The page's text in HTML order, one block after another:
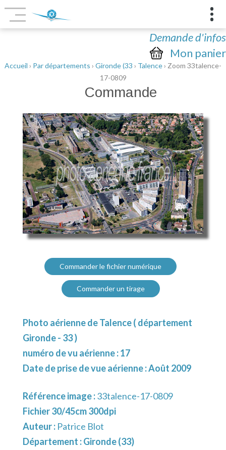
Demande d'infos
Mon panier
Accueil › Par départements › Gironde (33 › Talence› Zoom 33talence-
17-0809
Commande
Commander le fichier numérique
Commander un tirage
Photo aérienne de Talence ( département
Gironde - 33 )
numéro de vu aérienne : 17
Date de prise de vue aérienne : Août 2009
Référence image :33talence-17-0809
Fichier 30/45cm 300dpi
Auteur : Patrice Blot
Département :Gironde (33)